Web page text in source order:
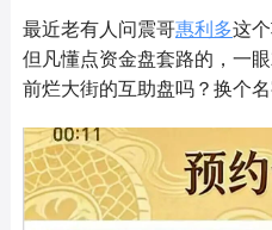
最近老有人问震哥惠利多这
但凡懂点资金盘套路的，一
前烂大街的互助盘吗？换个名